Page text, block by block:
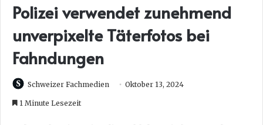
Polizei verwendet zunehmend
unverpixelte Täterfotos bei
Fahndungen
Schweizer Fachmedien Oktober 13, 2024
1 Minute Lesezeit